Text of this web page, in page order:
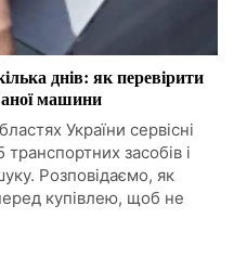
днів: як перевірити
машини
України сервісні
засобів і
Розповідаємо, як
купівлею, щоб не